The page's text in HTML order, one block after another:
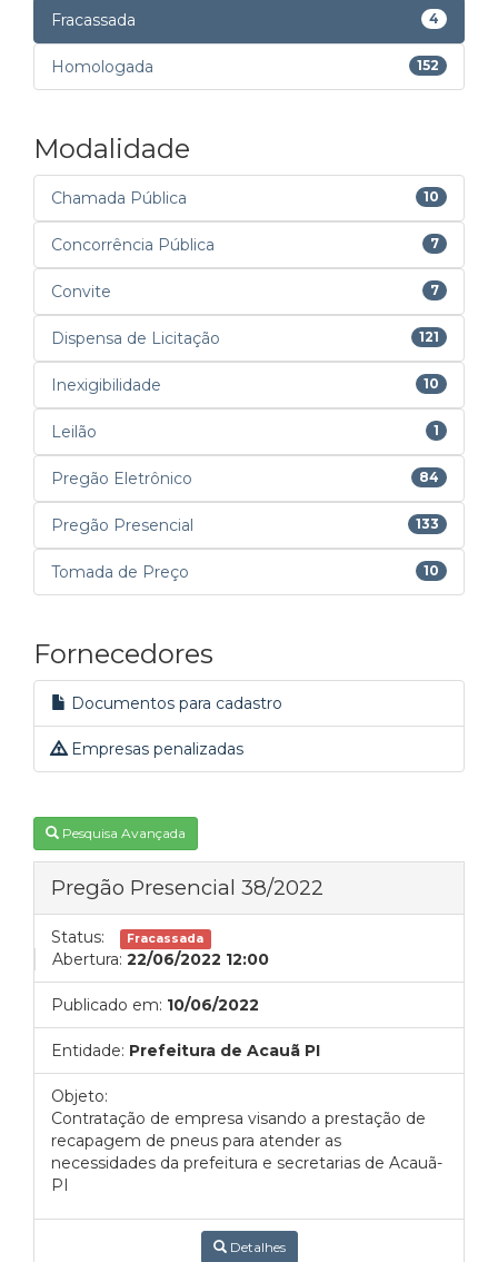
Fracassada 4
Homologada 152
Modalidade
Chamada Pública 10
Concorrência Pública 7
Convite 7
Dispensa de Licitação 121
Inexigibilidade 10
Leilão 1
Pregão Eletrônico 84
Pregão Presencial 133
Tomada de Preço 10
Fornecedores
Documentos para cadastro
Empresas penalizadas
Pesquisa Avançada
Pregão Presencial 38/2022
Status: Fracassada
Abertura: 22/06/2022 12:00
Publicado em: 10/06/2022
Entidade: Prefeitura de Acauã PI
Objeto:
Contratação de empresa visando a prestação de
recapagem de pneus para atender as
necessidades da prefeitura e secretarias de Acauã-
PI
Detalhes